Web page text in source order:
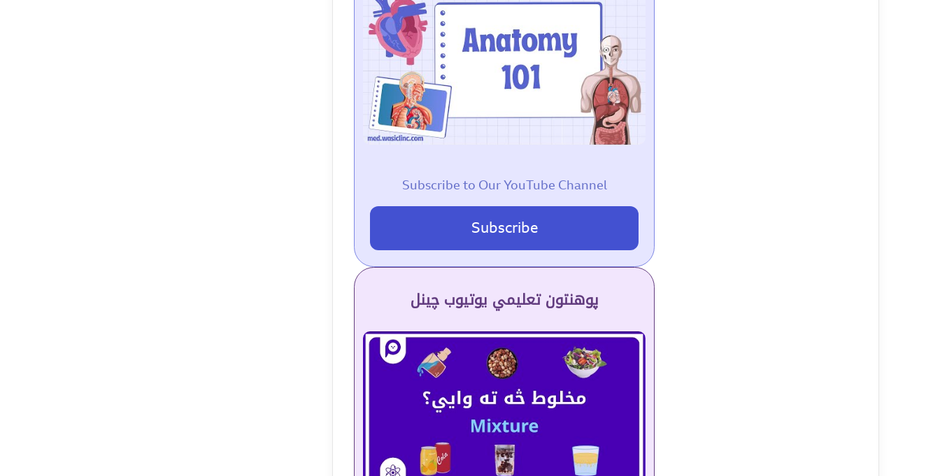
Subscribe to Our YouTube Channel
Subscribe
پوهنتون تعلیمي یوتیوب چینل